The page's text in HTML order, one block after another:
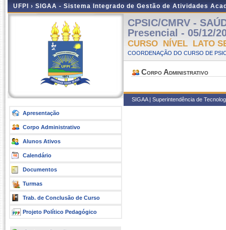
UFPI › SIGAA - Sistema Integrado de Gestão de Atividades
Apresentação
Corpo Administrativo
Alunos Ativos
Calendário
Documentos
Turmas
Trab. de Conclusão de Curso
Projeto Político Pedagógico
CPSIC/CMRV -
Presencial - 05/12/
CURSO NÍVEL LATO
COORDENAÇÃO DO CURSO DE
Corpo Administrativo
SIGAA | Superintendência de